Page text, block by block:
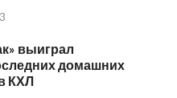
выиграл
домашних
КХЛ